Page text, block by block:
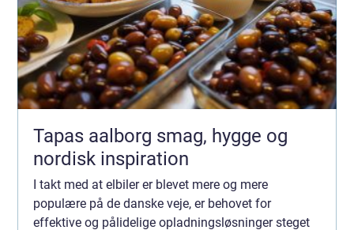
Tapas aalborg smag, hygge og
nordisk inspiration
I takt med at elbiler er blevet mere og mere
populære på de danske veje, er behovet for
effektive og pålidelige opladningsløsninger steget